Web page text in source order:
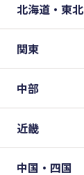
北海道・東北
関東
中部
近畿
中国・四国